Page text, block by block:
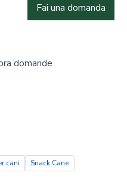
Fai una domanda
domande
cani
Snack Cane